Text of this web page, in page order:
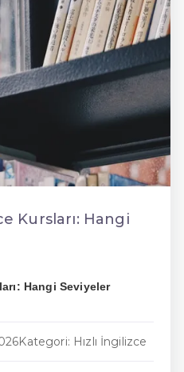
Kursları: Hangi
Hangi Seviyeler
Kategori: Hızlı İngilizce